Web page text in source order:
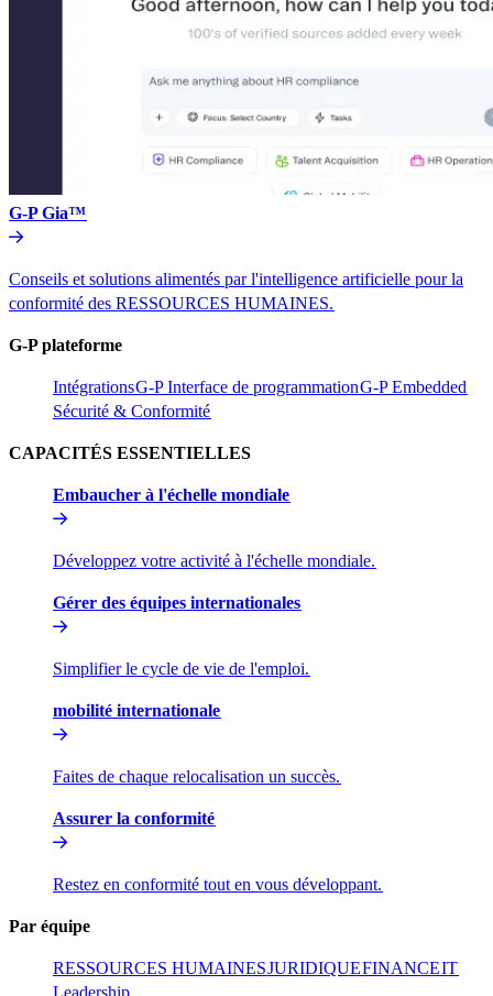
G-P Gia™​​
Conseils et solutions alimentés par l'intelligence artificielle pour la
conformité des RESSOURCES HUMAINES.​​
G-P plateforme​​
Intégrations​​G-P Interface de programmation​​G-P Embedded​​
Sécurité & Conformité​​
CAPACITÉS ESSENTIELLES​​
Embaucher à l'échelle mondiale​​
Développez votre activité à l'échelle mondiale.​​
Gérer des équipes internationales​​
Simplifier le cycle de vie de l'emploi.​​
mobilité internationale​​
Faites de chaque relocalisation un succès.​​
Assurer la conformité​​
Restez en conformité tout en vous développant.​​
Par équipe​​
RESSOURCES HUMAINES​​JURIDIQUE​​FINANCE​​IT​​
Leadership​​